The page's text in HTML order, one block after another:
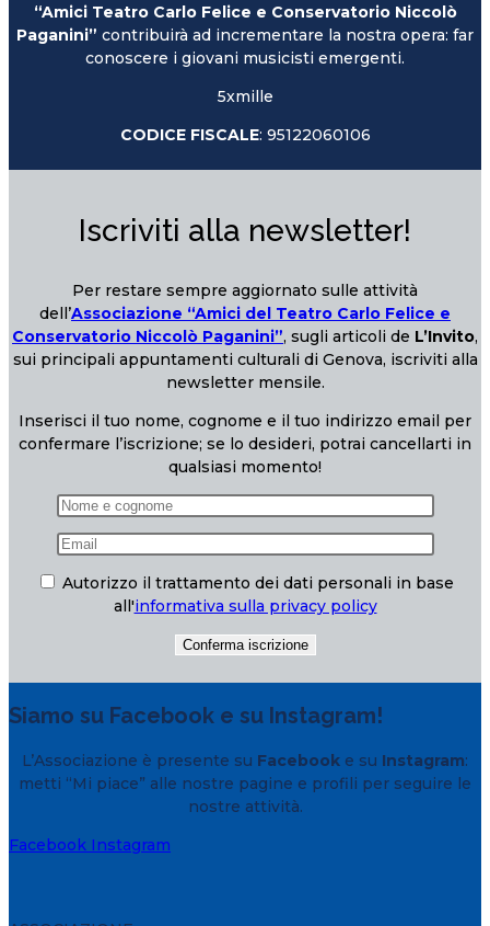
“Amici Teatro Carlo Felice e Conservatorio Niccolò
Paganini” contribuirà ad incrementare la nostra opera: far
conoscere i giovani musicisti emergenti.
5xmille
CODICE FISCALE: 95122060106
Iscriviti alla newsletter!
Per restare sempre aggiornato sulle attività
dell’Associazione “Amici del Teatro Carlo Felice e
Conservatorio Niccolò Paganini”, sugli articoli de L’Invito,
sui principali appuntamenti culturali di Genova, iscriviti alla
newsletter mensile.
Inserisci il tuo nome, cognome e il tuo indirizzo email per
confermare l’iscrizione; se lo desideri, potrai cancellarti in
qualsiasi momento!
Autorizzo il trattamento dei dati personali in base
all'informativa sulla privacy policy
Siamo su Facebook e su Instagram!
L’Associazione è presente su Facebook e su Instagram:
metti “Mi piace” alle nostre pagine e profili per seguire le
nostre attività.
Facebook Instagram